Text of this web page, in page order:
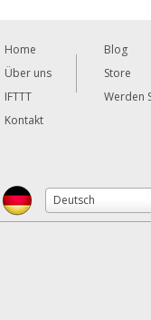
Home Blog
Über uns
Store
IFTTT
Werden
Kontakt
Deutsch